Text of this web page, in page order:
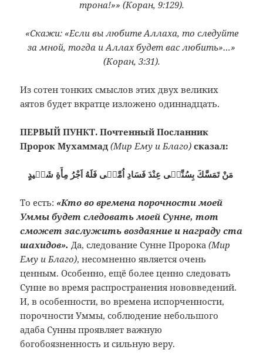
трона!»» (Коран, 9:129).
«Скажи: «Если вы любите Аллаха, то следуйте
за мной, тогда и Аллах будет вас любить»…»
(Коран, 3:31).
Из сотен тонких смыслов этих двух великих
аятов будет вкратце изложено одиннадцать.
ПЕРВЫЙ ПУНКТ. Почтенный Посланник
Пророк Мухаммад(Мир Ему и Благо) сказал:
То есть: «Кто во времена порочности моей
Уммы будет следовать моей Сунне, тот
сможет заслужить воздаяние и награду ста
шахидов». Да, следование Сунне Пророка(Мир
Ему и Благо), несомненно является очень
ценным. Особенно, ещё более ценно следовать
Сунне во время распространения нововведений.
И, в особенности, во времена испорченности,
порочности Уммы, соблюдение небольшого
адаба Сунны проявляет важную
богобоязненность и сильную веру.